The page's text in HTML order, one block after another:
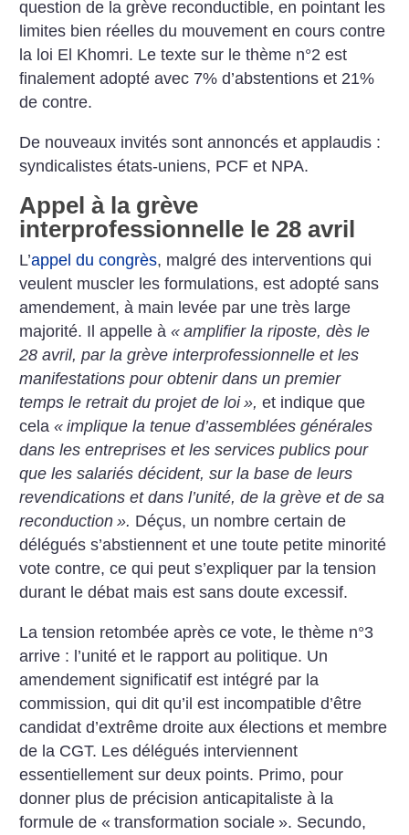
question de la grève reconductible, en pointant les
limites bien réelles du mouvement en cours contre
la loi El Khomri. Le texte sur le thème n°2 est
finalement adopté avec 7% d’abstentions et 21%
de contre.
De nouveaux invités sont annoncés et applaudis :
syndicalistes états-uniens, PCF et NPA.
Appel à la grève
interprofessionnelle le 28 avril
L’appel du congrès, malgré des interventions qui
veulent muscler les formulations, est adopté sans
amendement, à main levée par une très large
majorité. Il appelle à« amplifier la riposte, dès le
28 avril, par la grève interprofessionnelle et les
manifestations pour obtenir dans un premier
temps le retrait du projet de loi », et indique que
cela« implique la tenue d’assemblées générales
dans les entreprises et les services publics pour
que les salariés décident, sur la base de leurs
revendications et dans l’unité, de la grève et de sa
reconduction ». Déçus, un nombre certain de
délégués s’abstiennent et une toute petite minorité
vote contre, ce qui peut s’expliquer par la tension
durant le débat mais est sans doute excessif.
La tension retombée après ce vote, le thème n°3
arrive : l’unité et le rapport au politique. Un
amendement significatif est intégré par la
commission, qui dit qu’il est incompatible d’être
candidat d’extrême droite aux élections et membre
de la CGT. Les délégués interviennent
essentiellement sur deux points. Primo, pour
donner plus de précision anticapitaliste à la
formule de « transformation sociale ». Secundo,